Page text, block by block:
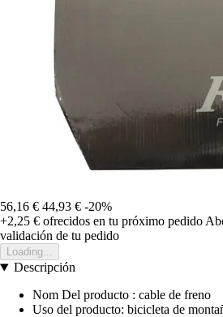
56,16 € 44,93 € -20%
+2,25 € ofrecidos en tu próximo pedido
validación de tu pedido
Loading...
Descripción
Nom Del producto : cable de freno
Uso del producto: bicicleta de